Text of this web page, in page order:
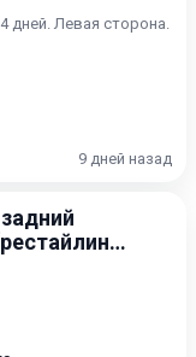
дней. Левая сторона.
9 дней назад